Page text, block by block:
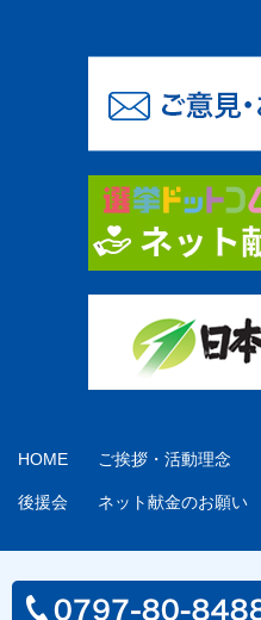
HOME ご挨拶・活動理念
後援会 ネット献金のお願い